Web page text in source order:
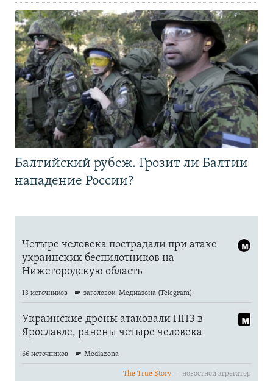
Балтийский рубеж. Грозит ли Балтии
нападение России?